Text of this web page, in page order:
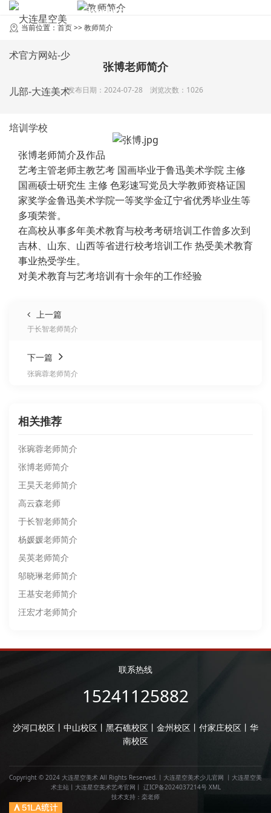
Teacher Introduction
当前位置： 首页>>教师简介
张博老师简介
发布日期：2024-07-28 浏览次数：1026
张博老师简介及作品
艺考主管老师主教艺考 国画毕业于鲁迅美术学院 主修
国画硕士研究生 主修 色彩速写党员大学教师资格证国
家奖学金鲁迅美术学院一等奖学金辽宁省优秀毕业生等
多项荣誉。
在高校从事多年美术教育与校考考研培训工作曾多次到
吉林、山东、山西等省进行校考培训工作 热受美术教育
事业热受学生。
对美术教育与艺考培训有十余年的工作经验
上一篇
于长智老师简介
下一篇
张琬蓉老师简介
相关推荐
张琬蓉老师简介
张博老师简介
王昊天老师简介
高云森老师
于长智老师简介
杨媛媛老师简介
吴英老师简介
邬晓琳老师简介
王基安老师简介
汪宏才老师简介
联系热线
15241125882
沙河口校区丨中山校区丨黑石礁校区丨金州校区丨付家庄校区丨华
南校区
Copyright © 2024 大连星空美术 All Rights Reserved.丨 大连星空美术少儿官网 丨 大连星空美
术主站丨 大连星空美术艺考官网 丨 辽ICP备2024037214号 XML
技术支持： 栾老师